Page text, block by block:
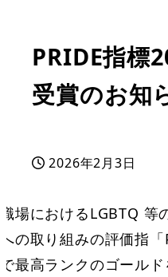
PRIDE指標
受賞のお知
投稿日
2026年2月3日
職場におけるLGBTQ
への取り組みの評価指
で最高ランクのゴール